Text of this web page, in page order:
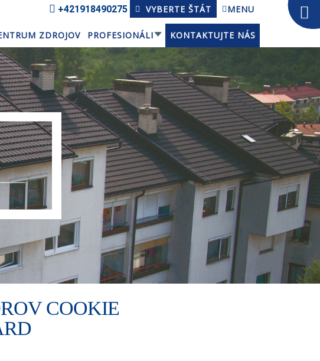
+421918­490275 VYBERTE ŠTÁT MENU
ZDROJOV PROFESIONÁLI
KONTAKTUJTE NÁS
COOKIE